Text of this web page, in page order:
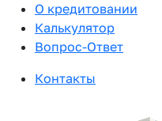
О кредитовании
Калькулятор
Вопрос-Ответ
Контакты